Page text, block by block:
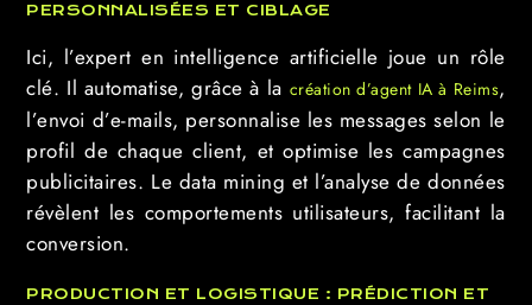
PERSONNALISÉES ET CIBLAGE
Ici, l’expert en intelligence artificielle joue un rôle
clé. Il automatise, grâce à la création d’agent IA à Reims,
l’envoi d’e-mails, personnalise les messages selon le
profil de chaque client, et optimise les campagnes
publicitaires. Le data mining et l’analyse de données
révèlent les comportements utilisateurs, facilitant la
conversion.
PRODUCTION ET LOGISTIQUE : PRÉDICTION ET